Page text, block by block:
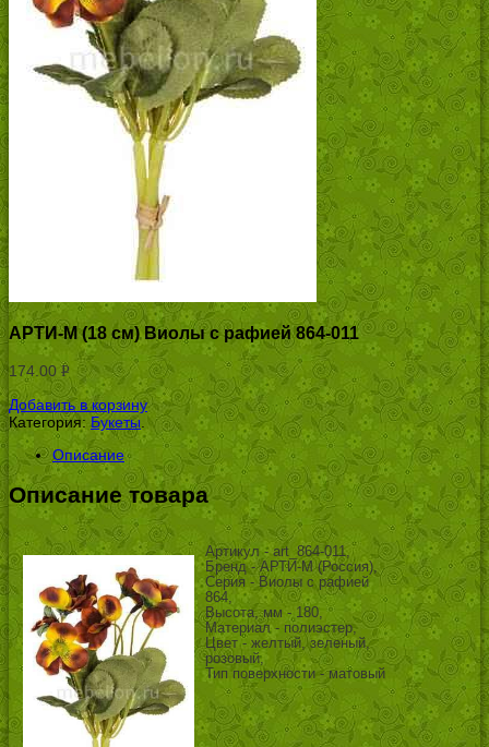
АРТИ-М (18 см) Виолы с рафией 864-011
174.00 Р
УБ.
Добавить в корзину
Категория: Букеты
Описание
Описание товара
Артикул - art_864-011,
Бренд - АРТИ-М (Россия),
Серия - Виолы с рафией
864,
Высота, мм - 180,
Материал - полиэстер,
Цвет - желтый, зеленый,
розовый,
Тип поверхности - матовый